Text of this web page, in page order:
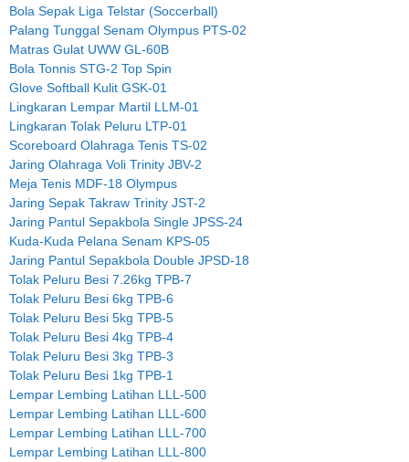
Bola Sepak Liga Telstar (Soccerball)
Palang Tunggal Senam Olympus PTS-02
Matras Gulat UWW GL-60B
Bola Tonnis STG-2 Top Spin
Glove Softball Kulit GSK-01
Lingkaran Lempar Martil LLM-01
Lingkaran Tolak Peluru LTP-01
Scoreboard Olahraga Tenis TS-02
Jaring Olahraga Voli Trinity JBV-2
Meja Tenis MDF-18 Olympus
Jaring Sepak Takraw Trinity JST-2
Jaring Pantul Sepakbola Single JPSS-24
Kuda-Kuda Pelana Senam KPS-05
Jaring Pantul Sepakbola Double JPSD-18
Tolak Peluru Besi 7.26kg TPB-7
Tolak Peluru Besi 6kg TPB-6
Tolak Peluru Besi 5kg TPB-5
Tolak Peluru Besi 4kg TPB-4
Tolak Peluru Besi 3kg TPB-3
Tolak Peluru Besi 1kg TPB-1
Lempar Lembing Latihan LLL-500
Lempar Lembing Latihan LLL-600
Lempar Lembing Latihan LLL-700
Lempar Lembing Latihan LLL-800